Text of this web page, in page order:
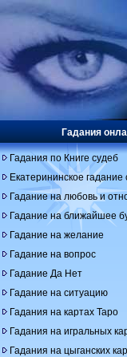
Гадания
Гадания по Книге судеб
Екатерининское гадание
Гадание на любовь и
Гадание на ближайшее
Гадание на желание
Гадание на вопрос
Гадание Да Нет
Гадание на ситуацию
Гадания на картах Таро
Гадания на игральных
Гадания на цыганских